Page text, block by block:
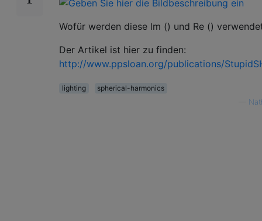
Wofür werden diese lm () und Re ()
Der Artikel ist hier zu finden:
http://www.ppsloan.org/publications/
lighting
spherical-harmonics